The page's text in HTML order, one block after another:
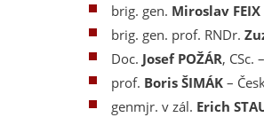
brig. gen. Miroslav FEIX
brig. gen. prof. RNDr.
Doc. Josef POŽÁR, CSc.
prof. Boris ŠIMÁK –
genmjr. v zál. Erich